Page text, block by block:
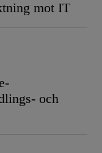
mot IT
och